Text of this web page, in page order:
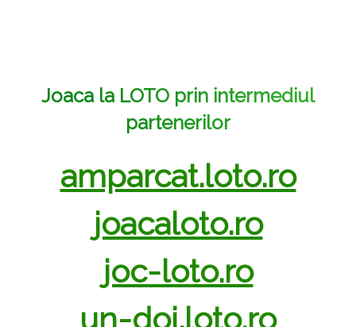
Joaca la LOTO prin intermediul
partenerilor
amparcat.loto.ro
joacaloto.ro
joc-loto.ro
un-doi.loto.ro